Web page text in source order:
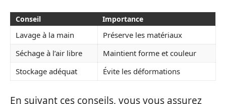
Conseil Importance
Lavage à la main
Préserve les matériaux
Séchage à l’air libre
Maintient forme et couleur
Stockage adéquat
Évite les déformations
En suivant ces conseils, vous vous assurez